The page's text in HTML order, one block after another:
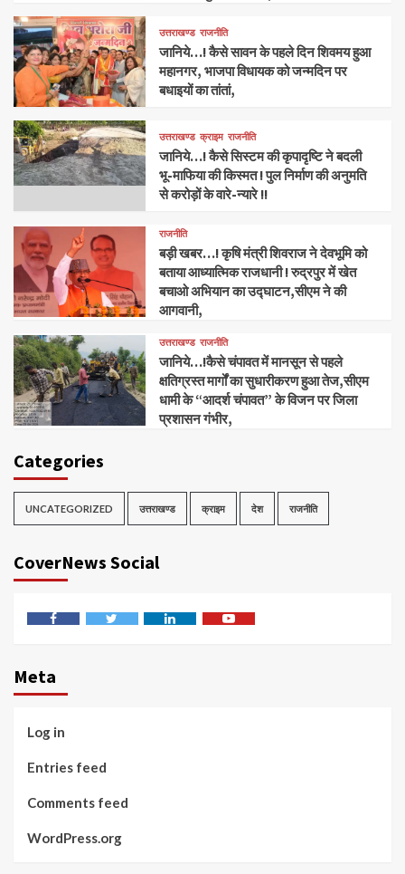
उत्तराखण्ड राजनीति
जानिये…! कैसे सावन के पहले दिन शिवमय हुआ
महानगर, भाजपा विधायक को जन्मदिन पर
बधाइयों का तांतां,
उत्तराखण्ड क्राइम राजनीति
जानिये…! कैसे सिस्टम की कृपादृष्टि ने बदली
भू-माफिया की किस्मत ! पुल निर्माण की अनुमति
से करोड़ों के वारे-न्यारे !!
राजनीति
बड़ी खबर…! कृषि मंत्री शिवराज ने देवभूमि को
बताया आध्यात्मिक राजधानी ! रुद्रपुर में खेत
बचाओ अभियान का उद्घाटन,सीएम ने की
आगवानी,
उत्तराखण्ड राजनीति
जानिये…!कैसे चंपावत में मानसून से पहले
क्षतिग्रस्त मार्गों का सुधारीकरण हुआ तेज,सीएम
धामी के “आदर्श चंपावत” के विजन पर जिला
प्रशासन गंभीर,
Categories
UNCATEGORIZED उत्तराखण्ड क्राइम देश राजनीति
CoverNews Social
Meta
Log in
Entries feed
Comments feed
WordPress.org